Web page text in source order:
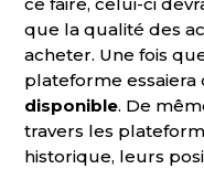
que la qualité des
acheter. Une fois
plateforme essaiera
disponible. De
travers les
historique, leurs